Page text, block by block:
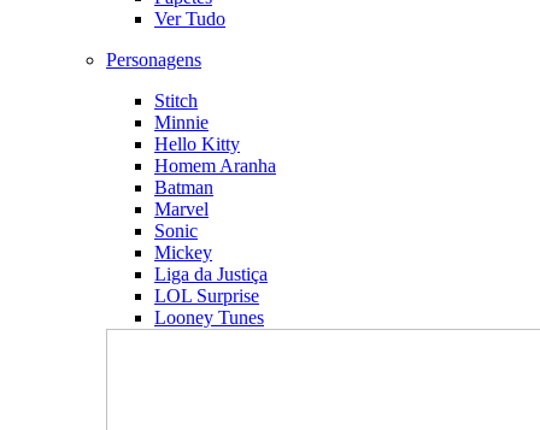
Ver Tudo
Personagens
Stitch
Minnie
Hello Kitty
Homem Aranha
Batman
Marvel
Sonic
Mickey
Liga da Justiça
LOL Surprise
Looney Tunes